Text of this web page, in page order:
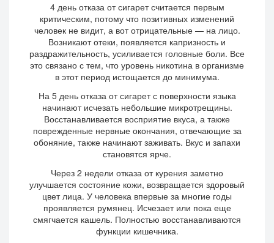
4 день отказа от сигарет считается первым
критическим, потому что позитивных изменений
человек не видит, а вот отрицательные — на лицо.
Возникают отеки, появляется капризность и
раздражительность, усиливается головные боли. Все
это связано с тем, что уровень никотина в организме
в этот период истощается до минимума.
На 5 день отказа от сигарет с поверхности языка
начинают исчезать небольшие микротрещины.
Восстанавливается восприятие вкуса, а также
поврежденные нервные окончания, отвечающие за
обоняние, также начинают заживать. Вкус и запахи
становятся ярче.
Через 2 недели отказа от курения заметно
улучшается состояние кожи, возвращается здоровый
цвет лица. У человека впервые за многие годы
проявляется румянец. Исчезает или пока еще
смягчается кашель. Полностью восстанавливаются
функции кишечника.